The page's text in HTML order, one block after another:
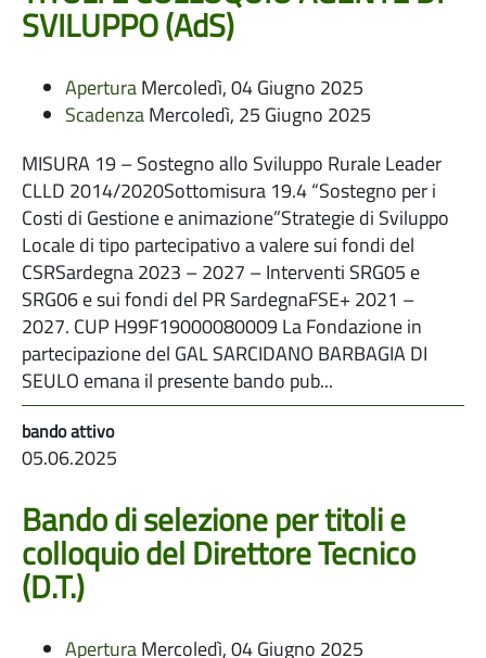
SVILUPPO (AdS)
AperturaMercoledì, 04 Giugno 2025
ScadenzaMercoledì, 25 Giugno 2025
MISURA 19 – Sostegno allo Sviluppo Rurale Leader
CLLD 2014/2020Sottomisura 19.4 “Sostegno per i
Costi di Gestione e animazione”Strategie di Sviluppo
Locale di tipo partecipativo a valere sui fondi del
CSRSardegna 2023 – 2027 – Interventi SRG05 e
SRG06 e sui fondi del PR SardegnaFSE+ 2021 –
2027. CUP H99F19000080009 La Fondazione in
partecipazione del GAL SARCIDANO BARBAGIA DI
SEULO emana il presente bando pub...
05.06.2025
Bando di selezione per titoli e
colloquio del Direttore Tecnico
(D.T.)
AperturaMercoledì, 04 Giugno 2025